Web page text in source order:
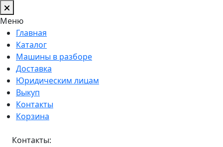
Меню
Главная
Каталог
Машины в разборе
Доставка
Юридическим лицам
Выкуп
Контакты
Корзина
Контакты: